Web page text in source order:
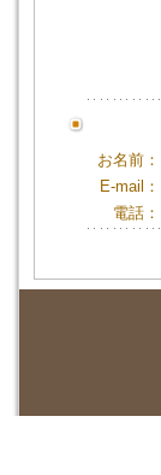
お名前：
E-mail：
電話：